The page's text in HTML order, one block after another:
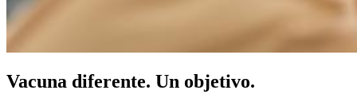
Vacuna diferente. Un objetivo.